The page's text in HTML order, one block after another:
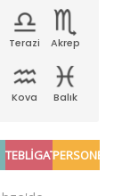
Terazi Akrep
Kova Balık